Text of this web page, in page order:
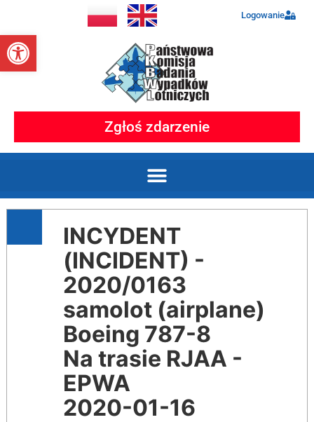
Otwórz pasek narzędzi
Logowanie
Zgłoś zdarzenie
INCYDENT
(INCIDENT) -
2020/0163
samolot (airplane)
Boeing 787-8
Na trasie RJAA -
EPWA
2020-01-16